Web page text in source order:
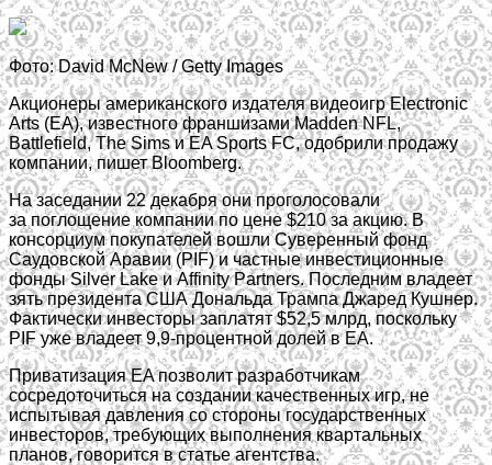
Фото: David McNew / Getty Images
Акционеры американского издателя видеоигр Electronic
Arts (EA), известного франшизами Madden NFL,
Battlefield, The Sims и EA Sports FC, одобрили продажу
компании, пишет Bloomberg.
На заседании 22 декабря они проголосовали
за поглощение компании по цене $210 за акцию. В
консорциум покупателей вошли Суверенный фонд
Саудовской Аравии (PIF) и частные инвестиционные
фонды Silver Lake и Affinity Partners. Последним владеет
зять президента США Дональда Трампа Джаред Кушнер.
Фактически инвесторы заплатят $52,5 млрд, поскольку
PIF уже владеет 9,9-процентной долей в EA.
Приватизация EA позволит разработчикам
сосредоточиться на создании качественных игр, не
испытывая давления со стороны государственных
инвесторов, требующих выполнения квартальных
планов, говорится в статье агентства.